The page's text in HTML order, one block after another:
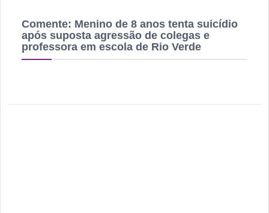
Comente: Menino de 8 anos tenta suicídio
após suposta agressão de colegas e
professora em escola de Rio Verde